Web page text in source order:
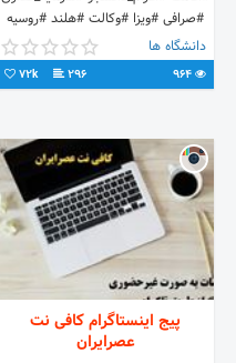
#صرافی #ویزا #وکالت #هلند #روسیه
#ترکیه
دانشگاه ها
296
72k
پیج اینستاگرام کافی نت
عصرایران